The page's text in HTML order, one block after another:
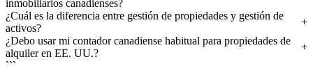
inmobiliarios canadienses?
¿Cuál es la diferencia entre gestión de propiedades y gestión de
activos?
¿Debo usar mi contador canadiense habitual para propiedades de
alquiler en EE. UU.?
```